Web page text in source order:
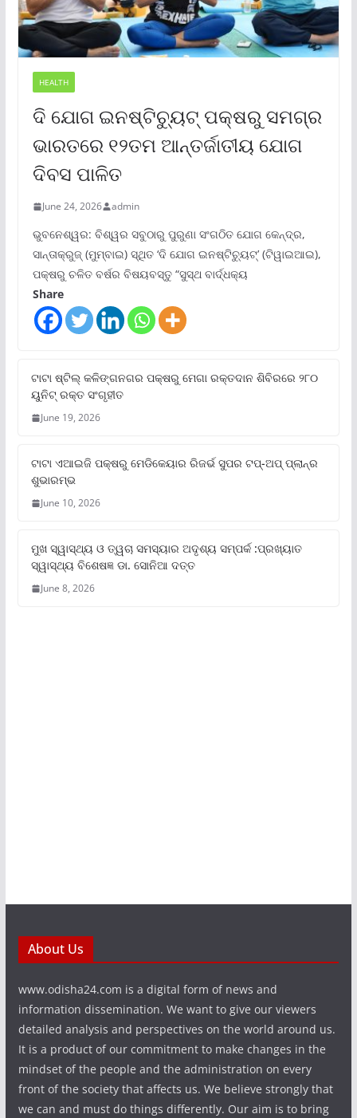
HEALTH
ଦି ଯୋଗ ଇନଷ୍ଟିଚ୍ୟୁଟ୍ ପକ୍ଷରୁ ସମଗ୍ର
ଭାରତରେ ୧୨ତମ ଆନ୍ତର୍ଜାତୀୟ ଯୋଗ
ଦିବସ ପାଳିତ
June 24, 2026 admin
ଭୁବନେଶ୍ୱର: ବିଶ୍ୱର ସବୁଠାରୁ ପୁରୁଣା ସଂଗଠିତ ଯୋଗ କେନ୍ଦ୍ର,
ସାନ୍ତାକ୍ରୁଜ୍ (ମୁମ୍ବାଇ) ସ୍ଥିତ ‘ଦି ଯୋଗ ଇନଷ୍ଟିଚ୍ୟୁଟ୍‌’ (ଟିୱାଇଆଇ),
ପକ୍ଷରୁ ଚଳିତ ବର୍ଷର ବିଷୟବସ୍ତୁ “ସୁସ୍ଥ ବାର୍ଦ୍ଧକ୍ୟ
Share
ଟାଟା ଷ୍ଟିଲ୍‌ କଳିଙ୍ଗନଗର ପକ୍ଷରୁ ମେଗା ରକ୍ତଦାନ ଶିବିରରେ ୨୮୦
ୟୁନିଟ୍‌ ରକ୍ତ ସଂଗୃହୀତ
June 19, 2026
ଟାଟା ଏଆଇଜି ପକ୍ଷରୁ ମେଡିକେୟାର ରିଜର୍ଭ ସୁପର ଟପ୍‌-ଅପ୍ ପ୍ଲାନ୍‌ର
ଶୁଭାରମ୍ଭ
June 10, 2026
ମୁଖ ସ୍ୱାସ୍ଥ୍ୟ ଓ ତ୍ୱଚା ସମସ୍ୟାର ଅଦୃଶ୍ୟ ସମ୍ପର୍କ :ପ୍ରଖ୍ୟାତ
ସ୍ୱାସ୍ଥ୍ୟ ବିଶେଷଜ୍ଞ ଡା. ସୋନିଆ ଦତ୍ତ
June 8, 2026
About Us
www.odisha24.com is a digital form of news and
information dissemination. We want to give our viewers
detailed analysis and perspectives on the world around us.
It is a product of our commitment to make changes in the
mindset of the people and the administration on every
front of the society that affects us. We believe strongly that
we can and must do things differently. Our aim is to bring